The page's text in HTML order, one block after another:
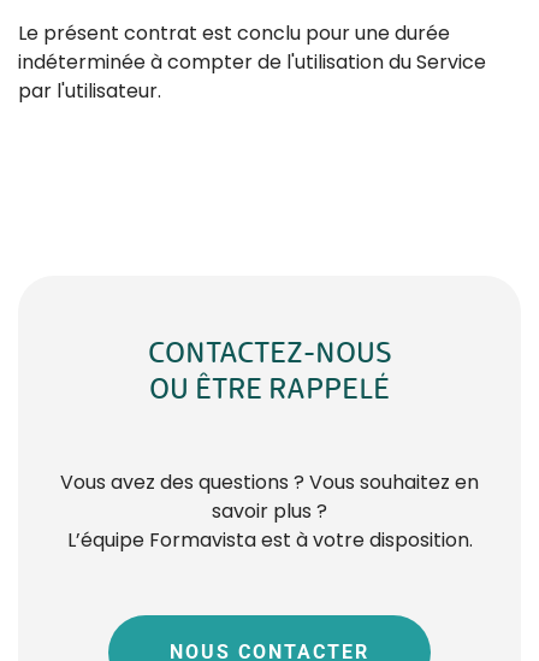
Le présent contrat est conclu pour une durée
indéterminée à compter de l'utilisation du Service
par l'utilisateur.
CONTACTEZ-NOUS
OU ÊTRE RAPPELÉ
Vous avez des questions ? Vous souhaitez en
savoir plus ?
L’équipe Formavista est à votre disposition.
NOUS CONTACTER